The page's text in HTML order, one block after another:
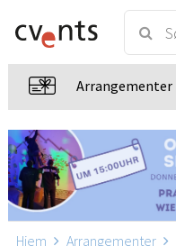
Arrangementer
Hjem Arrangementer